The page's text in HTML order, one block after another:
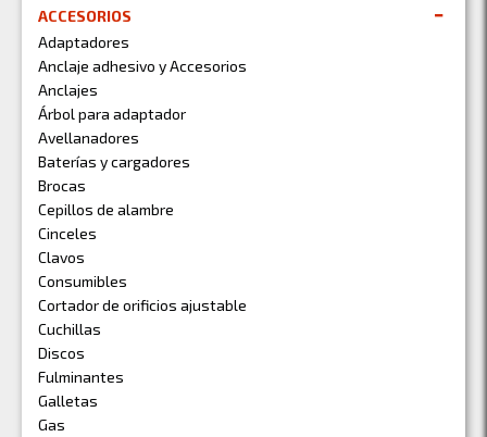
ACCESORIOS
Adaptadores
Anclaje adhesivo y Accesorios
Anclajes
Árbol para adaptador
Avellanadores
Baterías y cargadores
Brocas
Cepillos de alambre
Cinceles
Clavos
Consumibles
Cortador de orificios ajustable
Cuchillas
Discos
Fulminantes
Galletas
Gas